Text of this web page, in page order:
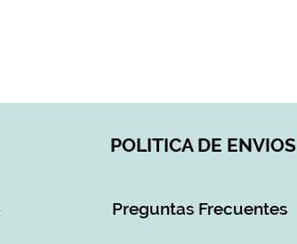
POLITICA DE ENVIOS
Preguntas Frecuentes